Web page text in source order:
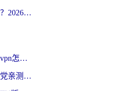
海外打LOL用哪个加速器？2026实用指南：从延迟到设备适配，一篇解决你的国服游戏痛点
海外党必看：加速器免费vpn怎么选？3步教你无缝访问国内资源
穿梭和巨鲸哪个好？海外党亲测3款回国加速器，教你避开90%的坑